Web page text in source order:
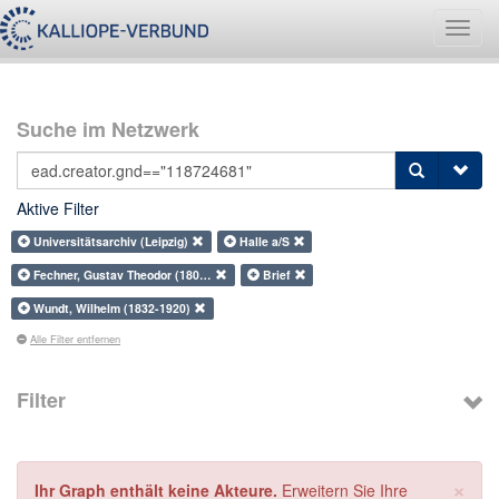
Suche im Netzwerk
Aktive Filter
Universitätsarchiv (Leipzig)
Halle a/S
Fechner, Gustav Theodor (180…
Brief
Wundt, Wilhelm (1832-1920)
Alle Filter entfernen
Filter
×
Ihr Graph enthält keine Akteure. Erweitern Sie Ihre